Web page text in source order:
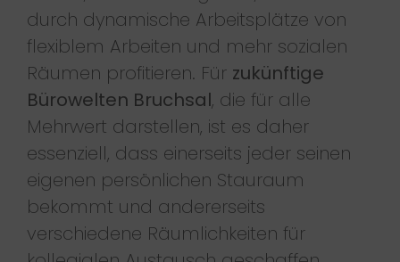
durch dynamische Arbeitsplätze von
flexiblem Arbeiten und mehr sozialen
Räumen profitieren. Für zukünftige
Bürowelten Bruchsal, die für alle
Mehrwert darstellen, ist es daher
essenziell, dass einerseits jeder seinen
eigenen persönlichen Stauraum
bekommt und andererseits
verschiedene Räumlichkeiten für